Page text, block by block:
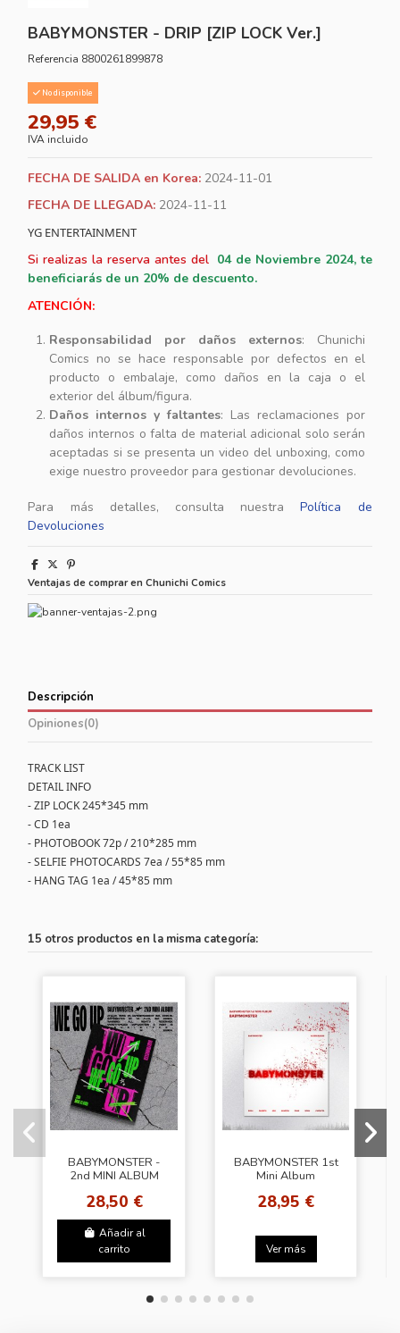
BABYMONSTER - DRIP [ZIP LOCK Ver.]
Referencia 8800261899878
No disponible
29,95 €
IVA incluido
FECHA DE SALIDA en Korea: 2024-11-01
FECHA DE LLEGADA: 2024-11-11
YG ENTERTAINMENT
Si realizas la reserva antes del 04 de Noviembre 2024, te
beneficiarás de un 20% de descuento.
ATENCIÓN:
Responsabilidad por daños externos: Chunichi
Comics no se hace responsable por defectos en el
producto o embalaje, como daños en la caja o el
exterior del álbum/figura.
Daños internos y faltantes: Las reclamaciones por
daños internos o falta de material adicional solo serán
aceptadas si se presenta un video del unboxing, como
exige nuestro proveedor para gestionar devoluciones.
Para más detalles, consulta nuestra
Política de
Devoluciones
Ventajas de comprar en Chunichi Comics
Descripción
Opiniones(0)
TRACK LIST
DETAIL INFO
- ZIP LOCK 245*345 mm
- CD 1ea
- PHOTOBOOK 72p / 210*285 mm
- SELFIE PHOTOCARDS 7ea / 55*85 mm
- HANG TAG 1ea / 45*85 mm
15 otros productos en la misma categoría:
BABYMONSTER -
2nd MINI ALBUM
+ Random 2
Photocards
(KNPOPS)
28,50 €
Añadir al
carrito
BABYMONSTER 1st
Mini Album
[Random POB
28,95 €
Ver más